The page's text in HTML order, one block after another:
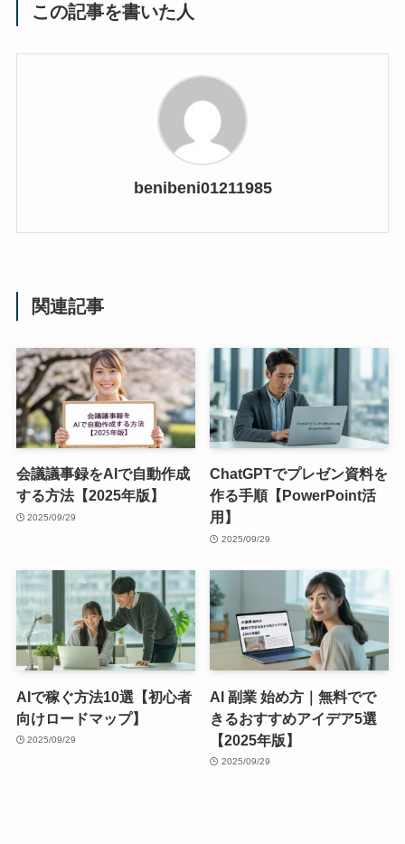
この記事を書いた人
benibeni01211985
関連記事
会議議事録をAIで自動作成
する方法【2025年版】
2025/09/29
ChatGPTでプレゼン資料を
作る手順【PowerPoint活
用】
2025/09/29
AIで稼ぐ方法10選【初心者
向けロードマップ】
2025/09/29
AI 副業 始め方｜無料でで
きるおすすめアイデア5選
【2025年版】
2025/09/29